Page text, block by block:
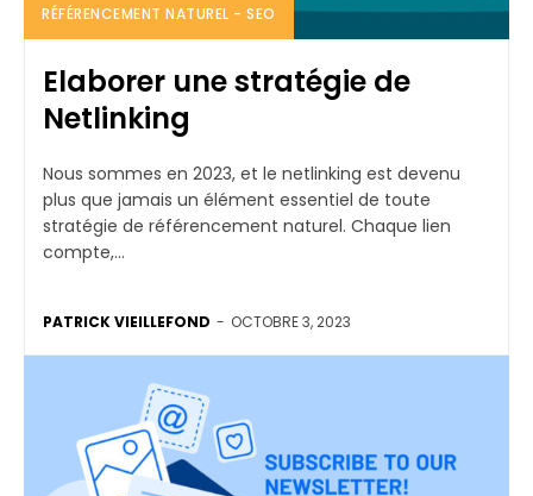
RÉFÉRENCEMENT NATUREL - SEO
Elaborer une stratégie de
Netlinking
Nous sommes en 2023, et le netlinking est devenu
plus que jamais un élément essentiel de toute
stratégie de référencement naturel. Chaque lien
compte,...
PATRICK VIEILLEFOND - OCTOBRE 3, 2023